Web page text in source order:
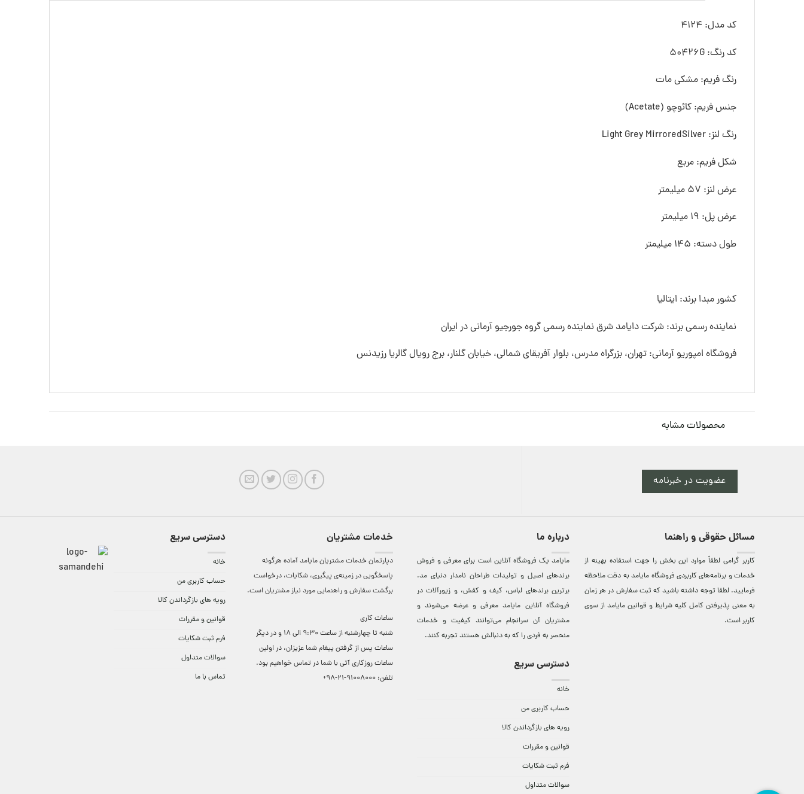
کد مدل: 4124
کد رنگ: 50426G
رنگ فريم: مشکی مات
جنس فريم: کائوچو (Acetate)
رنگ لنز: Light Grey MirroredSilver
شکل فريم: مربع
عرض لنز: 57 ميليمتر
عرض پل: 19 ميليمتر
طول دسته: 145 ميليمتر
کشور مبدا برند: ایتالیا
نماینده رسمی برند: شرکت دایامد شرق نماینده رسمی گروه جورجیو آرمانی در ایران
فروشگاه امپوریو آرمانی: تهران، بزرگراه مدرس، بلوار آفریقای شمالی، خیابان گلنار، برج رویال گالریا رزیدنس
محصولات مشابه
عضویت در خبرنامه
مسائل حقوقی و راهنما
کاربر گرامی لطفاً موارد این بخش را جهت استفاده بهینه از
خدمات و برنامه‌‏های کاربردی فروشگاه مایامد به دقت ملاحظه
فرمایید. لطفا توجه داشته باشید که ثبت سفارش در هر زمان
به معنی پذیرفتن کامل کلیه شرایط و قوانین مایامد از سوی
کاربر است.
درباره ما
مایامد يک فروشگاه آنلاين است برای معرفی و فروش
برندهای اصيل و توليدات طراحان نامدار دنيای مد.
برترين‌ برندهای لباس، کيف و کفش، و زيورآلات در
فروشگاه آنلاين مایامد معرفی و عرضه می‌شوند و
مشتريان آن سرانجام می‌توانند کيفيت و خدمات
منحصر به فردی را که به دنبالش هستند تجربه کنند.
دسترسی سریع
خانه
حساب کاربری من
رویه های بازگرداندن کالا
قوانین و مقررات
فرم ثبت شکایات
سوالات متداول
خدمات مشتریان
دپارتمان خدمات مشتریان مایامد آماده هرگونه
پاسخگویی در زمینه‌ی پیگیری، شکایات، درخواست
برگشت سفارش و راهنمایی مورد نیاز مشتریان است.
ساعات کاری
شنبه تا چهارشنبه از ساعت 9:30 الی 18 و در دیگر
ساعات ‌پس از گرفتن پیغام شما عزیزان، در اولین
ساعات روزکاری آتی با شما در تماس خواهیم بود.
تلفن: 91008000-21-98+
دسترسی سریع
خانه
حساب کاربری من
رویه های بازگرداندن کالا
قوانین و مقررات
فرم ثبت شکایات
سوالات متداول
تماس با ما